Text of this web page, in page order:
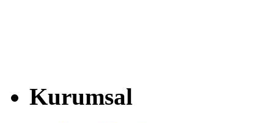
Kurumsal